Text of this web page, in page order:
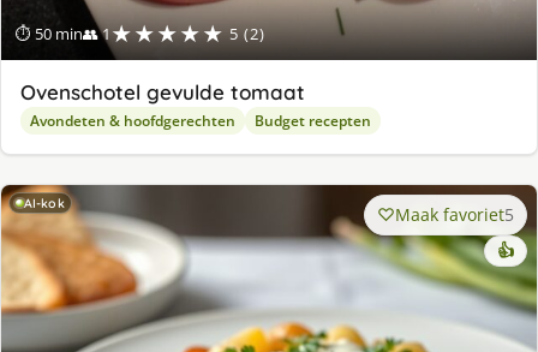
⏱ 50 min👥 1★★★★★ 5 (2)
Ovenschotel gevulde tomaat
Avondeten & hoofdgerechten Budget recepten
AI-kok Maak favoriet5
👍